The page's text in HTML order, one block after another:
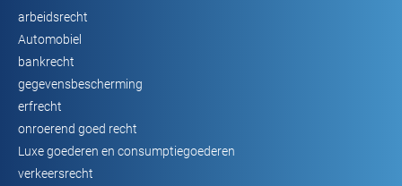
arbeidsrecht
Automobiel
bankrecht
gegevensbescherming
erfrecht
onroerend goed recht
Luxe goederen en consumptiegoederen
verkeersrecht